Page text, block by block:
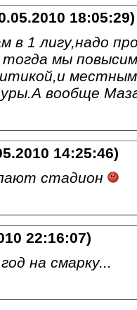
18:05:29)
в 1 лигу,надо
мы
вообще
14:25:46)
стадион
22:16:07)
на смарку...